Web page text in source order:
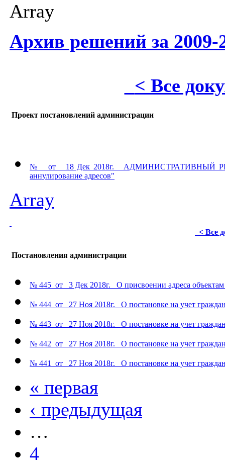
Array
Архив решений за 2009-
< Все
Проект постановлений администрации
№ от 18 Дек 2018г. АДМИНИСТРАТИВНЫЙ
аннулирование адресов"
Array
< Все
Постановления администрации
№ 445 от 3 Дек 2018г. О присвоении адреса объектам
№ 444 от 27 Ноя 2018г. О постановке на учет
№ 443 от 27 Ноя 2018г. О постановке на учет
№ 442 от 27 Ноя 2018г. О постановке на учет
№ 441 от 27 Ноя 2018г. О постановке на учет
« первая
‹ предыдущая
…
4